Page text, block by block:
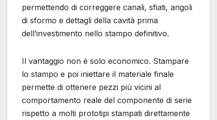
permettendo di correggere canali, sfiati, angoli
di sformo e dettagli della cavità prima
dell’investimento nello stampo definitivo.
Il vantaggio non è solo economico. Stampare
lo stampo e poi iniettare il materiale finale
permette di ottenere pezzi più vicini al
comportamento reale del componente di serie
rispetto a molti prototipi stampati direttamente